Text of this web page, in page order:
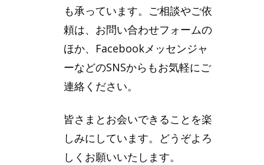
も承っています。ご相談やご依
頼は、お問い合わせフォームの
ほか、Facebookメッセンジャ
ーなどのSNSからもお気軽にご
連絡ください。
皆さまとお会いできることを楽
しみにしています。どうぞよろ
しくお願いいたします。